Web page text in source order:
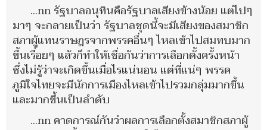
…nn รัฐบาลอนุทินคือรัฐบาลเสียงข้างน้อย แต่ไปๆ
มาๆ จะกลายเป็นว่า รัฐบาลชุดนี้จะมีเสียงของสมาชิก
สภาผู้แทนราษฎรจากพรรคอื่นๆ ไหลเข้าไปสมทบมาก
ขึ้นเรื่อยๆ แล้วก็ทำให้เชื่อกันว่าการเลือกตั้งครั้งหน้า
ซึ่งไม่รู้ว่าจะเกิดขึ้นเมื่อไรแน่นอน แต่ที่แน่ๆ พรรค
ภูมิใจไทยจะมีนักการเมืองไหลเข้าไปรวมกลุ่มมากขึ้น
และมากขึ้นเป็นลำดับ
…nn คาดการณ์กันว่าผลการเลือกตั้งสมาชิกสภาผู้